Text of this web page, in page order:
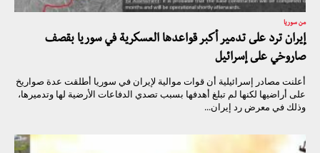
من سوريا
إيران ترد على تدمير أكبر قواعدها العسكرية في سوريا بقصف
صاروخي على إسرائيل
أعلنت مصادر إسرائيلية أن قوات موالية لإيران في سوريا أطلقت عدة صواريخ
على أراضيها لكنها لم تبلغ أهدفها بسبب تصدي الدفاعات الأرضية لها وتدميرها،
وذلك في معرض رد إيران...